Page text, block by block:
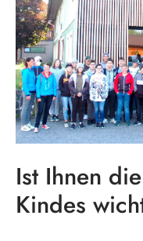
Ist Ihnen
Kindes